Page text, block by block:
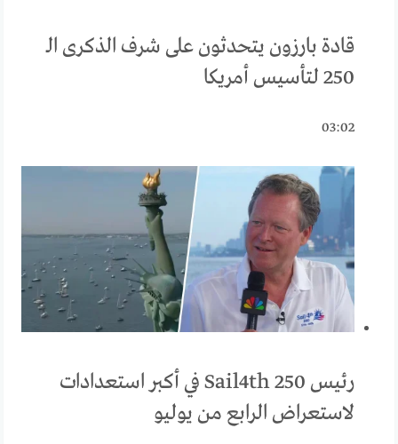
قادة بارزون يتحدثون على شرف الذكرى الـ
250 لتأسيس أمريكا
03:02
رئيس Sail4th 250 في أكبر استعدادات
لاستعراض الرابع من يوليو